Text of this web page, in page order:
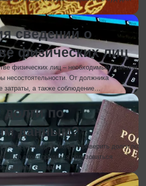
сведений о
физических лиц
физических лиц – необходимый этап при
несостоятельности. От должника
затраты, а также соблюдение…
долги по
данным?
в котором можно проверить долги по
Для этого придется пользоваться
сайтами, базами…